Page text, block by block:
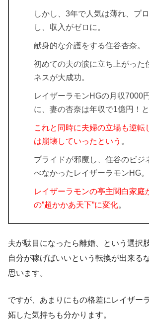
しかし、3年で人気は薄れ、プ
し、収入がゼロに。
献身的な介護をする住谷杏奈。
初めての夫の涙に立ち上がった
ネスが大成功。
レイザーラモンHGの月収7000
に、妻の杏奈は年収で1億円！
これと同時に夫婦の立場も逆転
は崩壊していったという 。
プライドが邪魔し、住谷のビジ
べなかったレイザーラモンHG。
レイザーラモンの亭主関白家庭
の”超かかあ天下”に変化。
夫が駄目になったら離婚、という選択
自分が稼げばいいという転換が出来る
思います。
ですが、あまりにもの格差にレイザー
妬した気持ちも分かります。